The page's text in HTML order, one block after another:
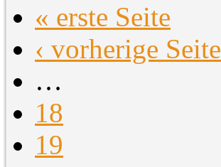
« erste Seite
‹ vorherige Seite
…
18
19